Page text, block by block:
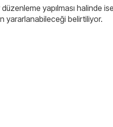
yapılması halinde
yararlanabileceği belirtiliyor.